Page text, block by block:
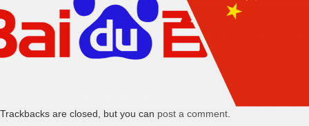
Trackbacks are closed, but you can post a comment